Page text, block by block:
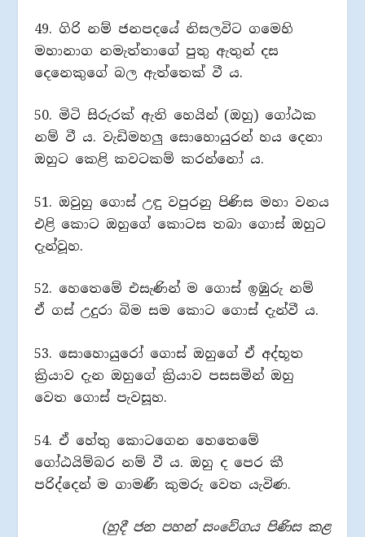
49. ගිරි නම් ජනපදයේ නිසලවිට ගමෙහි
මහානාග නමැත්තාගේ පුතු ඇතුන් දස
දෙනෙකුගේ බල ඇත්තෙක් වී ය.
50. මිටි සිරුරක් ඇති හෙයින් (ඔහු) ගෝඨක
නම් වී ය. වැඩිමහලු සොහොයුරන් හය දෙනා
ඔහුට කෙළි කවටකම් කරන්නෝ ය.
51. ඔවුහු ගොස් උඳු වපුරනු පිණිස මහා වනය
එළි කොට ඔහුගේ කොටස තබා ගොස් ඔහුට
දැන්වූහ.
52. හෙතෙමේ එසැණින් ම ගොස් ඉඹුරු නම්
ඒ ගස් උදුරා බිම සම කොට ගොස් දැන්වී ය.
53. සොහොයුරෝ ගොස් ඔහුගේ ඒ අද්භූත
ක්‍රියාව දැන ඔහුගේ ක්‍රියාව පසසමින් ඔහු
වෙත ගොස් පැවසූහ.
54. ඒ හේතු කොටගෙන හෙතෙමේ
ගෝඨයිම්බර නම් වී ය. ඔහු ද පෙර කී
පරිද්දෙන් ම ගාමණී කුමරු වෙත යැවිණ.
(හුදී ජන පහන් සංවේගය පිණිස කළ